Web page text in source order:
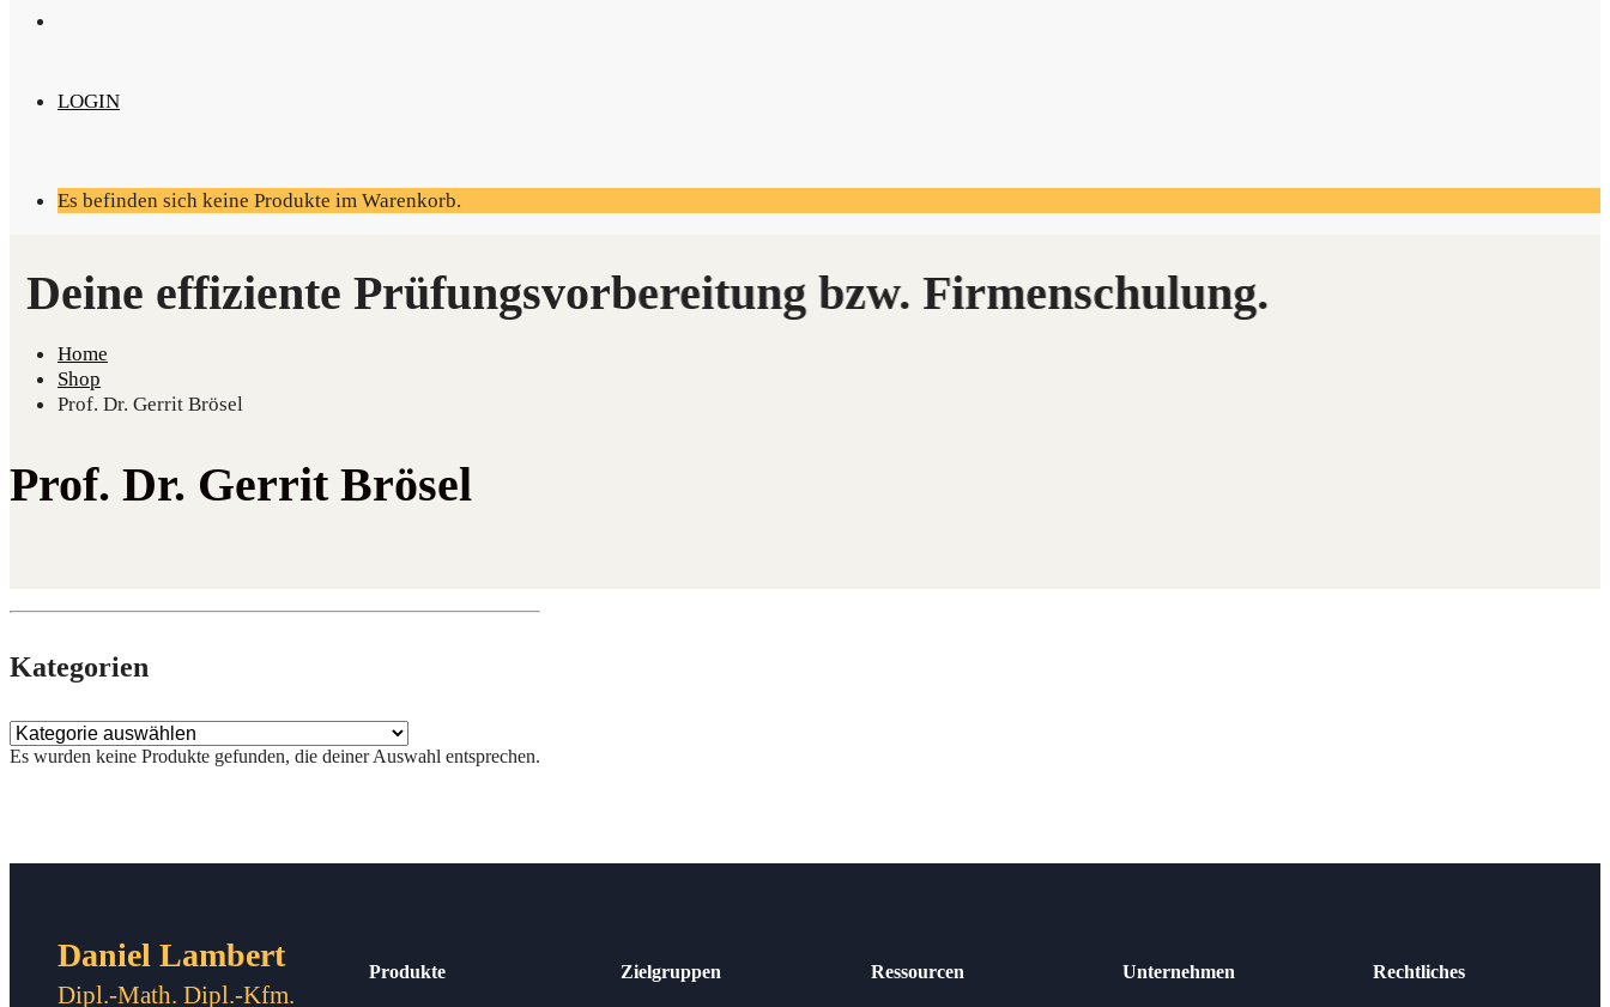
LOGIN
Es befinden sich keine Produkte im Warenkorb.
Home
Shop
Prof. Dr. Gerrit Brösel
Prof. Dr. Gerrit Brösel
Kate­go­rien
Es wur­den kei­ne Pro­duk­te gefun­den, die dei­ner Aus­wahl entsprechen.
Daniel Lambert
Dipl.-Math. Dipl.-Kfm.
Produkte Zielgruppen Ressourcen Unternehmen Rechtliches